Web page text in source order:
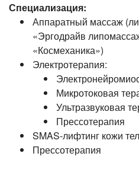
Специализация:
Аппаратный массаж
«Эргодрайв
«Космеханика»)
Электротерапия:
Микротоковая
Ультразвуковая
Прессотерапия
SMAS-лифтинг кожи
Прессотерапия